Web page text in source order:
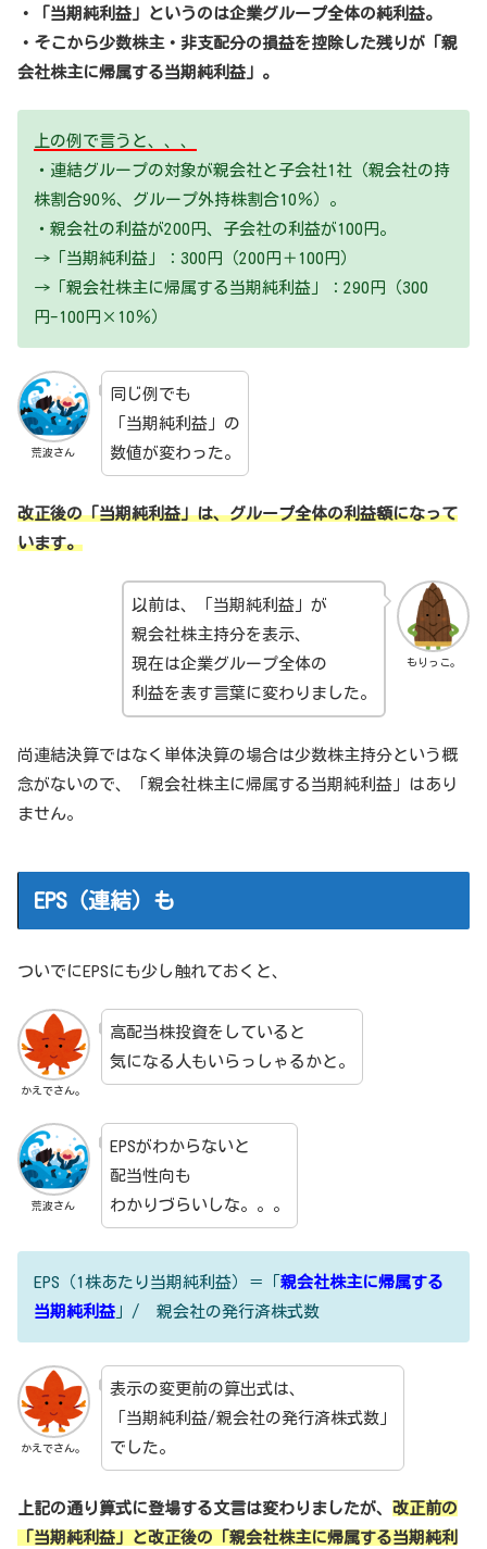
・「当期純利益」というのは企業グループ全体の純利益。
・そこから少数株主・非支配分の損益を控除した残りが「親
会社株主に帰属する当期純利益」。
上の例で言うと、、、
・連結グループの対象が親会社と子会社1社（親会社の持
株割合90％、グループ外持株割合10％）。
・親会社の利益が200円、子会社の利益が100円。
→「当期純利益」：300円（200円＋100円）
→「親会社株主に帰属する当期純利益」：290円（300
円-100円×10％）
荒波さん
同じ例でも
「当期純利益」の
数値が変わった。
改正後の「当期純利益」は、グループ全体の利益額になって
います。
もりっこ。
以前は、「当期純利益」が
親会社株主持分を表示、
現在は企業グループ全体の
利益を表す言葉に変わりました。
尚連結決算ではなく単体決算の場合は少数株主持分という概
念がないので、「親会社株主に帰属する当期純利益」はあり
ません。
EPS（連結）も
ついでにEPSにも少し触れておくと、
かえでさん。
高配当株投資をしていると
気になる人もいらっしゃるかと。
荒波さん
EPSがわからないと
配当性向も
わかりづらいしな。。。
EPS（1株あたり当期純利益）＝「 親会社株主に帰属する
当期純利益 」/ 親会社の発行済株式数
かえでさん。
表示の変更前の算出式は、
「当期純利益/親会社の発行済株式数」
でした。
上記の通り算式に登場する文言は変わりましたが、 改正前の
「当期純利益」と改正後の「親会社株主に帰属する当期純利